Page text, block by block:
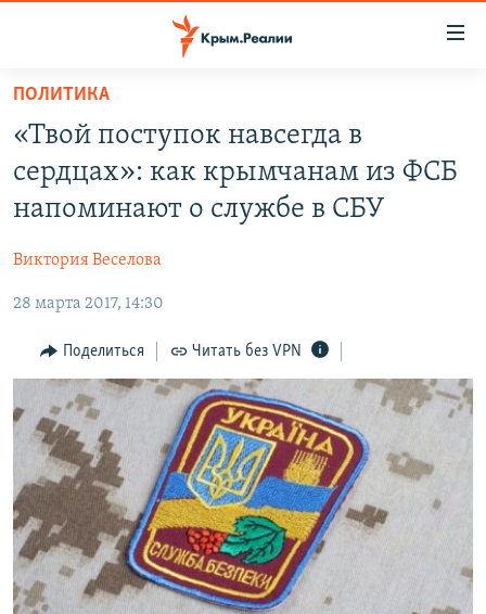
Вернуться
основному
содержанию
Вернутся
главной
навигации
Вернутся
поиску
11 ЛЕТ ОККУПАЦИИ КРЫМА. 11 ИСТОРИЙ СОПРОТИВЛЕНИЯ
ВОДА
ЕЩЕ
ИНТЕРАКТИВ
ИНФОГРАФИКА
ТЕЛЕПРОЕКТ КРЫМ.РЕАЛИИ
СОВЕТЫ ПРАВОЗАЩИТНИКОВ
ПРОПАВШИЕ БЕЗ ВЕСТИ
ПОБЕДИТЕЛЕЙ НЕ СУДЯТ?
КРЫМ.НЕПОКОРЕННЫЙ
ELIFBE
РАДІО СВОБОДА
КАК ОБОЙТИ БЛОКИРОВКУ
Українською
Qırımtatar
ПРИСОЕДИНЯЙТЕСЬ!
ПОЛИТИКА
«Твой поступок навсегда в
сердцах»: как крымчанам из ФСБ
напоминают о службе в СБУ
Виктория Веселова
28 марта 2017, 14:30
Поделиться Читать без VPN